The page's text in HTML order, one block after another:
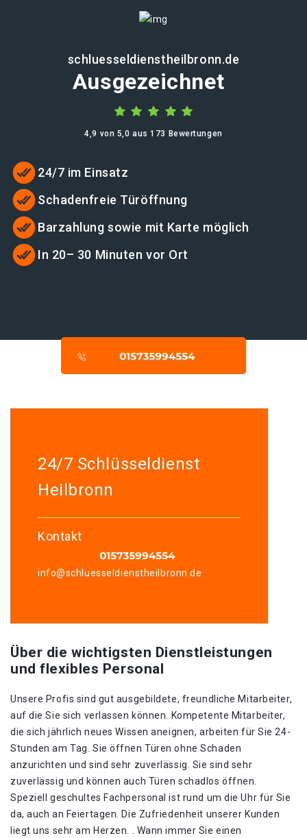
schluesseldienstheilbronn.de
Ausgezeichnet
4,9 von 5,0 aus 173 Bewertungen
24/7 im Einsatz
Schadenfreie Türöffnung
Barzahlung sowie mit Karte möglich
In 20– 30 Minuten vor Ort
24/7 Schlüsseldienst
Heilbronn
Kontakt
info@schluesseldienstheilbronn.de
Über die wichtigsten Dienstleistungen
und flexibles Personal
Unsere Profis sind gut ausgebildete, freundliche Mitarbeiter,
auf die Sie sich verlassen können. Kompetente Mitarbeiter,
die sich jährlich neues Wissen aneignen, arbeiten für Sie 24-
Stunden am Tag. Sie öffnen Türen ohne Schaden
anzurichten und sind sehr zuverlässig. Sie sind sehr
zuverlässig und können auch Türen schadlos öffnen.
Speziell geschultes Fachpersonal ist rund um die Uhr für Sie
da, auch an Feiertagen. Die Zufriedenheit unserer Kunden
liegt uns sehr am Herzen. . Wann immer Sie einen